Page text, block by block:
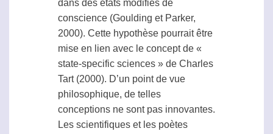
dans des états modifiés de
conscience (Goulding et Parker,
2000). Cette hypothèse pourrait être
mise en lien avec le concept de «
state-specific sciences » de Charles
Tart (2000). D’un point de vue
philosophique, de telles
conceptions ne sont pas innovantes.
Les scientifiques et les poètes